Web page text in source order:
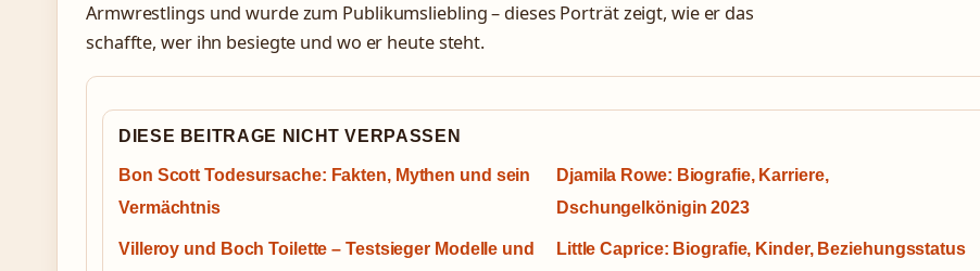
Armwrestlings und wurde zum Publikumsliebling – dieses Porträt zeigt, wie er das
schaffte, wer ihn besiegte und wo er heute steht.
DIESE BEITRAGE NICHT VERPASSEN
Bon Scott Todesursache: Fakten, Mythen und sein
Vermächtnis
Djamila Rowe: Biografie, Karriere,
Dschungelkönigin 2023
Villeroy und Boch Toilette – Testsieger Modelle und
Little Caprice: Biografie, Kinder, Beziehungsstatus